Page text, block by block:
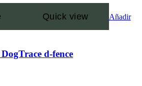
Quick view Añadir
d-fence